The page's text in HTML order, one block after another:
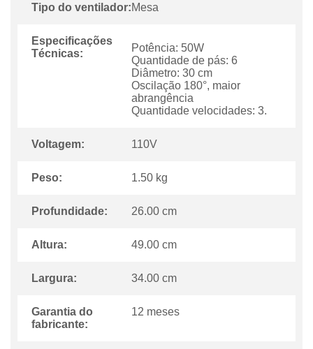
Tipo do ventilador:Mesa
Especificações
Técnicas:
Potência: 50W
Quantidade de pás: 6
Diâmetro: 30 cm
Oscilação 180°, maior
abrangência
Quantidade velocidades: 3.
Voltagem: 110V
Peso: 1.50 kg
Profundidade: 26.00 cm
Altura: 49.00 cm
Largura: 34.00 cm
Garantia do
fabricante:
12 meses